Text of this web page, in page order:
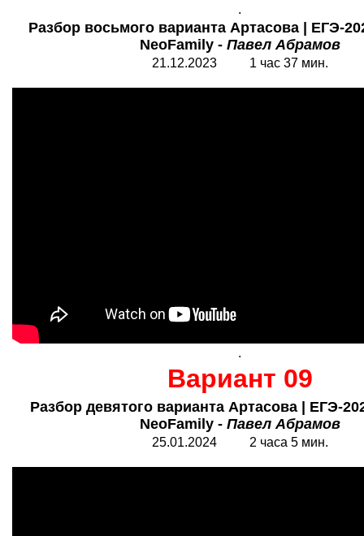
.
Разбор восьмого варианта Артасова | ЕГЭ-
NeoFamily - Павел Абрамов
21.12.2023 1 час 37 мин.
.
Вариант 09
Разбор девятого варианта Артасова | ЕГЭ-
NeoFamily - Павел Абрамов
25.01.2024 2 часа 5 мин.